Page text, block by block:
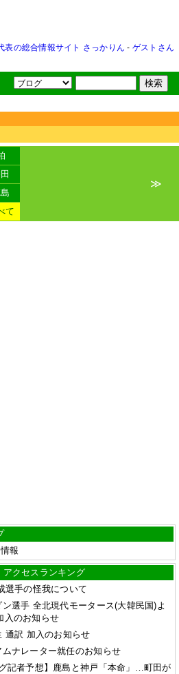
表の総合情報サイト さっかりん - ゲストさん
て
≫
報
アクセスランキング
選手の怪我について
ン選手 全北現代モータース(大韓民国)よ
入のお知らせ
通訳 加入のお知らせ
ムナレーター就任のお知らせ
グ記者予想】鹿島と神戸「本命」…町田が